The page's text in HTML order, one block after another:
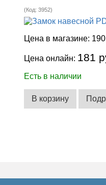
(Код:3952)
Цена в магазине:
Цена онлайн: 181
Есть в наличии
В корзину